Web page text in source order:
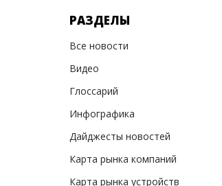
РАЗДЕЛЫ
Все новости
Видео
Глоссарий
Инфографика
Дайджесты новостей
Карта рынка компаний
Карта рынка устройств